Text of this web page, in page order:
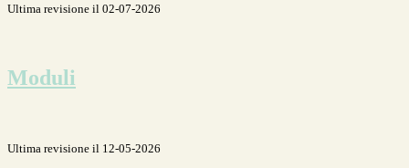
Ultima revisione il 02-07-2026
Moduli
Ultima revisione il 12-05-2026